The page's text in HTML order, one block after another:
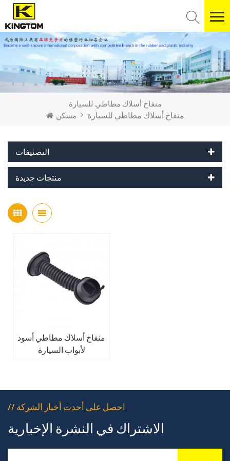
منفاخ أسلاك مطاطي للسيارة
مسكن
منفاخ أسلاك مطاطي للسيارة
التصنيفات
منتجات جديدة
منفاخ أسلاك مطاطي أسود
لأبواب السيارة
// احصل على أحدث أخبار الشركة
الاشتراك في النشرة الإخبارية